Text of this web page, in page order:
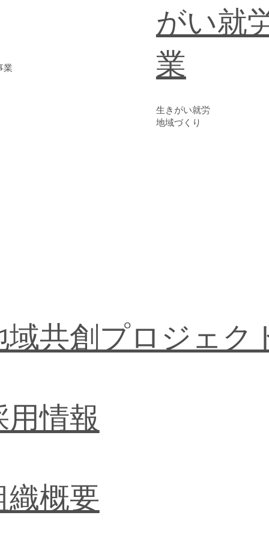
業
がい就
業
​生きがい就労
地域づくり
域共創プロジェク
用情報
織概要